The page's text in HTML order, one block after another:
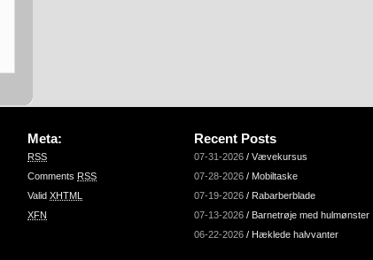
Meta:
RSS
Comments RSS
Valid XHTML
XFN
Recent Posts
07-31-2026 / Vævekursus
07-28-2026 / Mobiltaske
07-19-2026 / Rabarberblade
07-13-2026 / Barnetrøje med hulmønster
06-22-2026 / Hæklede halvvanter